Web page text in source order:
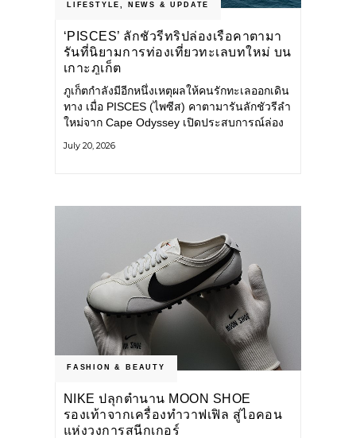
LIFESTYLE, NEWS & UPDATE
‘PISCES’ ลักชัวรีทริปล่องเรือคาตามา
รันที่นิยามการท่องเที่ยวทะเลบทใหม่ บน
เกาะภูเก็ต
ภูเก็ตกำลังมีอีกหนึ่งเหตุผลให้คนรักทะเลออกเดิน
ทาง เมื่อ PISCES (ไพซีส) คาตามารันลักชัวรีลำ
ใหม่จาก Cape Odyssey เปิดประสบการณ์ล่อง
ไป ผสานความสะดวกสบายแบบโรงแรมระดับ
July 20, 2026
FASHION & BEAUTY
NIKE ปลุกตำนาน MOON SHOE
รองเท้าจากเครื่องทำวาฟเฟิล สู่ไอคอน
แห่งวงการสนีกเกอร์